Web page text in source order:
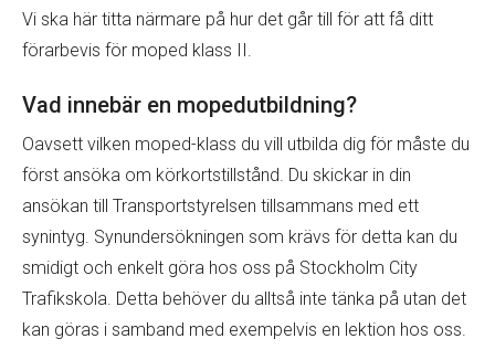
Vi ska här titta närmare på hur det går till för att få ditt
förarbevis för moped klass II.
Vad innebär en mopedutbildning?
Oavsett vilken moped-klass du vill utbilda dig för måste du
först ansöka om körkortstillstånd. Du skickar in din
ansökan till Transportstyrelsen tillsammans med ett
synintyg. Synundersökningen som krävs för detta kan du
smidigt och enkelt göra hos oss på Stockholm City
Trafikskola. Detta behöver du alltså inte tänka på utan det
kan göras i samband med exempelvis en lektion hos oss.